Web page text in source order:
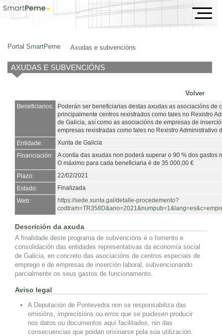
Axudas e subvencións
Portal SmartPeme Axudas e subvencións
AXUDAS E SUBVENCIÓNS
Volver
Beneficiarios:
Poderán ser beneficiarias destas axudas as asociacións de
principalmente centros rexistrados como tales no Rexistro
de Galicia, así como as asociacións de empresas de
empresas rexistradas como tales no Rexistro Administrativo
Entidade:
Xunta de Galicia
Financiación:
A contía das axudas non poderá superar o 90 % dos
O máximo para cada beneficiaria é de 35.000,00 €
Plazo:
22/02/2021
Estado:
Finalizada
Web:
https://sede.xunta.gal/detalle-procedemento?
Descrición da axuda
A finalidade deste programa de subvencións é o fomento e
consolidación das entidades representativas da economía social
de Galicia, en concreto das asociacións de centros especiais de
emprego e de empresas de inserción laboral, subvencionando
parcialmente os seus gastos de funcionamento.
Aviso legal
A Deputación de Pontevedra non se responsabiliza das
omisións, imprecisións ou erros que se puidesen producir
nos datos ou documentos aquí facilitados, nin das
consecuencias que poidan orixinarse pola súa utilización.